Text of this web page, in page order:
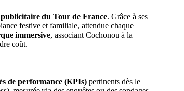
du Tour de France. Grâce à ses
festive et familiale, attendue chaque
immersive, associant Cochonou à la
coût.
de performance (KPIs) pertinents dès le